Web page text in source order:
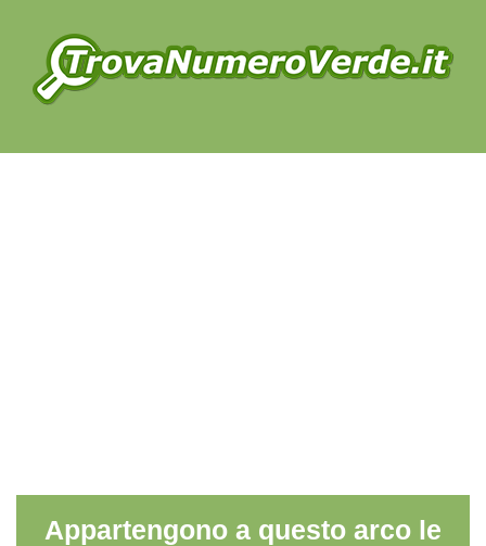
Appartengono a questo arco le